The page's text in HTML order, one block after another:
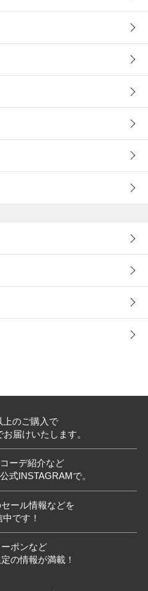
上のご購入で
届けいたします。
ーデ紹介など
式INSTAGRAMで。
ール情報などを
です！
ポンなど
の情報が満載！